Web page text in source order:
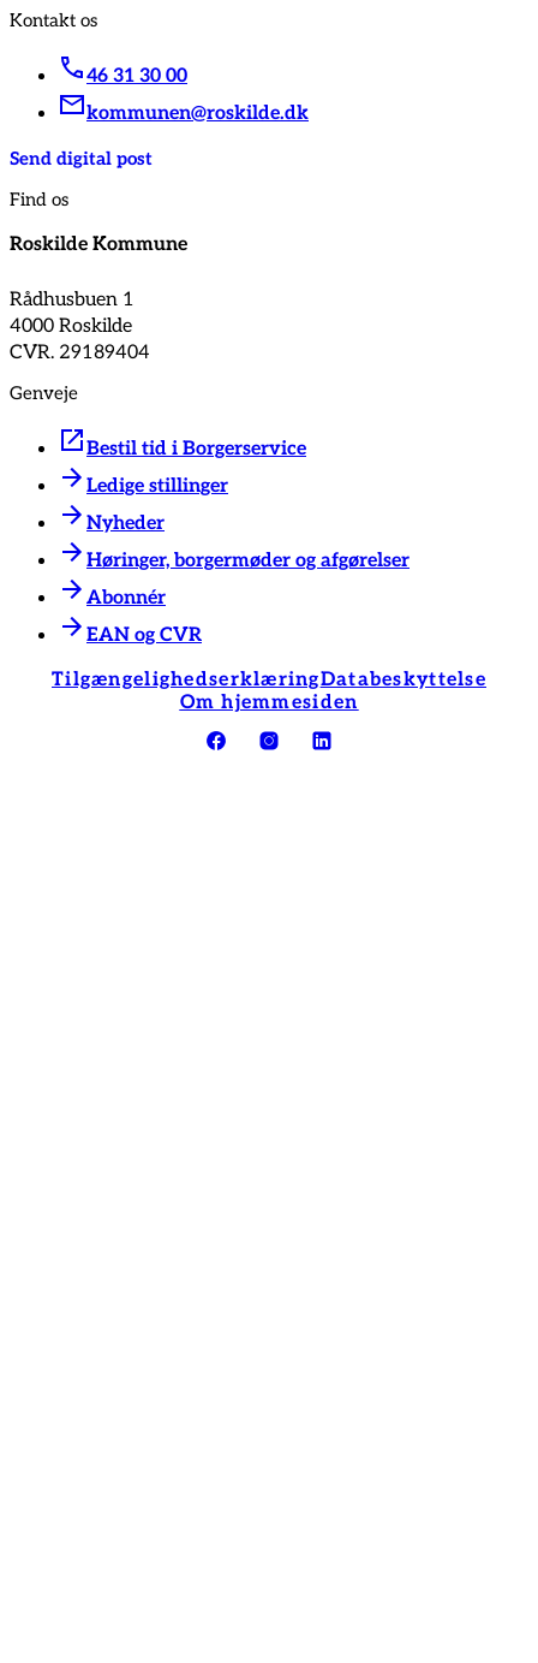
Kontakt os
46 31 30 00
kommunen@roskilde.dk
Send digital post
Find os
Roskilde Kommune
Rådhusbuen 1
4000 Roskilde
CVR. 29189404
Genveje
Bestil tid i Borgerservice
Ledige stillinger
Nyheder
Høringer, borgermøder og afgørelser
Abonnér
EAN og CVR
TilgængelighedserklæringDatabeskyttelse
Om hjemmesiden